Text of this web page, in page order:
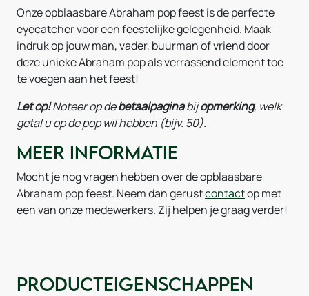
Onze opblaasbare Abraham pop feest is de perfecte
eyecatcher voor een feestelijke gelegenheid. Maak
indruk op jouw man, vader, buurman of vriend door
deze unieke Abraham pop als verrassend element toe
te voegen aan het feest!
Let op!Noteerop debetaalpaginabijopmerking, welk
getal u op de pop wil hebben (bijv. 50).
Meer informatie
Mocht je nog vragen hebben over de opblaasbare
Abraham pop feest. Neem dan gerustcontactop met
een van onze medewerkers. Zij helpen je graag verder!
Producteigenschappen